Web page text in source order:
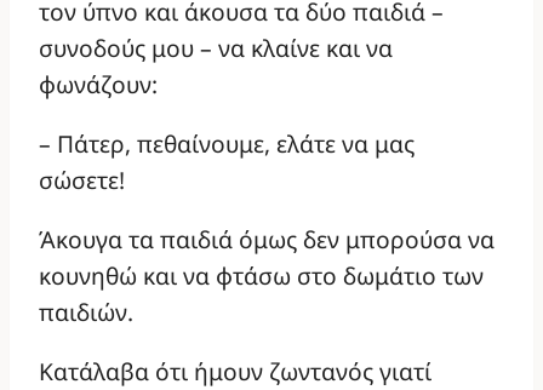
τον ύπνο και άκουσα τα δύο παιδιά –
συνοδούς μου – να κλαίνε και να
φωνάζουν:
– Πάτερ, πεθαίνουμε, ελάτε να μας
σώσετε!
Άκουγα τα παιδιά όμως δεν μπορούσα να
κουνηθώ και να φτάσω στο δωμάτιο των
παιδιών.
Κατάλαβα ότι ήμουν ζωντανός γιατί